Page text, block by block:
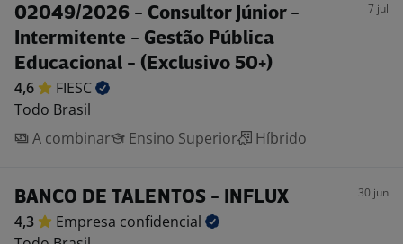
02049/2026 - Consultor Júnior -
Intermitente - Gestão Pública
Educacional - (Exclusivo 50+)
7 jul
4,6
FIESC
Todo Brasil
A combinar
Ensino Superior Híbrido
BANCO DE TALENTOS - INFLUX 30 jun
4,3 Empresa confidencial